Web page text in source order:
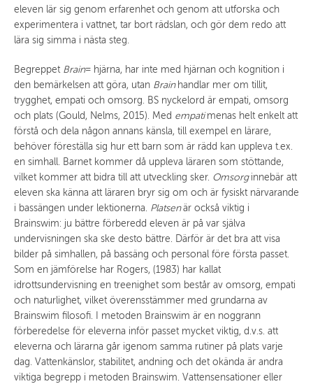
eleven lär sig genom erfarenhet och genom att utforska och
experimentera i vattnet, tar bort rädslan, och gör dem redo att
lära sig simma i nästa steg.
Begreppet Brain= hjärna, har inte med hjärnan och kognition i
den bemärkelsen att göra, utan Brain handlar mer om tillit,
trygghet, empati och omsorg. BS nyckelord är empati, omsorg
och plats (Gould, Nelms, 2015). Med empatimenas helt enkelt att
förstå och dela någon annans känsla, till exempel en lärare,
behöver föreställa sig hur ett barn som är rädd kan uppleva t.ex.
en simhall. Barnet kommer då uppleva läraren som stöttande,
vilket kommer att bidra till att utveckling sker. Omsorg innebär att
eleven ska känna att läraren bryr sig om och är fysiskt närvarande
i bassängen under lektionerna. Platsenär också viktig i
Brainswim: ju bättre förberedd eleven är på var själva
undervisningen ska ske desto bättre. Därför är det bra att visa
bilder på simhallen, på bassäng och personal före första passet.
Som en jämförelse har Rogers, (1983) har kallat
idrottsundervisning en treenighet som består av omsorg, empati
och naturlighet, vilket överensstämmer med grundarna av
Brainswim filosofi. I metoden Brainswim är en noggrann
förberedelse för eleverna inför passet mycket viktig, d.v.s. att
eleverna och lärarna går igenom samma rutiner på plats varje
dag. Vattenkänslor, stabilitet, andning och det okända är andra
viktiga begrepp i metoden Brainswim. Vattensensationer eller